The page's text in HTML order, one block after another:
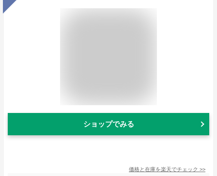
ショップでみる
価格と在庫を楽天でチェック >>